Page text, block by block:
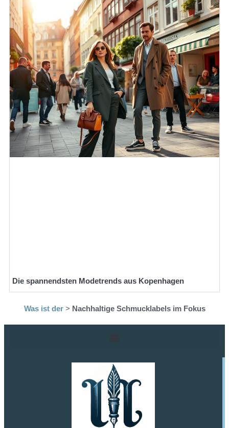
Die spannendsten Modetrends aus Kopenhagen
Was ist der> Nachhaltige Schmucklabels im Fokus